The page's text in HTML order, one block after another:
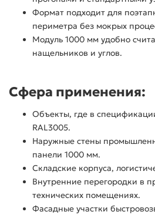
Формат подходит для
периметра без мокрых
Модуль 1000 мм удобно
нащельников и углов.
Сфера применения:
Объекты, где в
RAL3005.
Наружные стены
панели 1000 мм.
Складские корпуса,
Внутренние перегородки в
технических помещениях.
Фасадные участки